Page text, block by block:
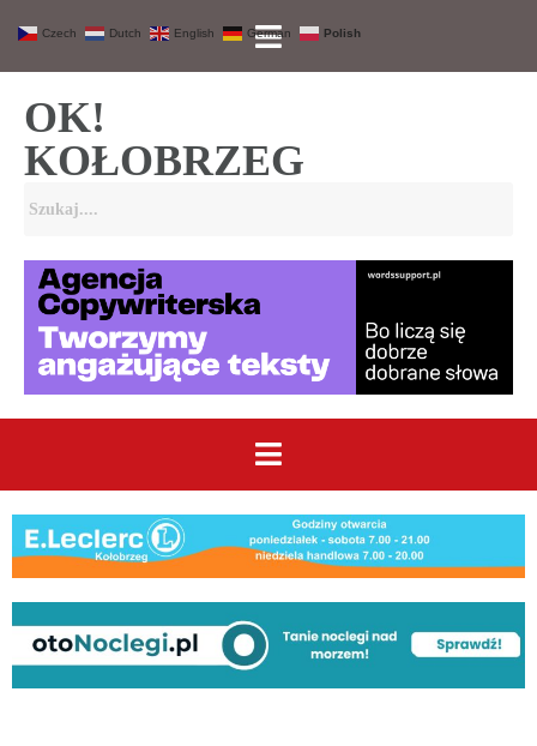
OK!
KOŁOBRZEG
Czech Dutch English German Polish